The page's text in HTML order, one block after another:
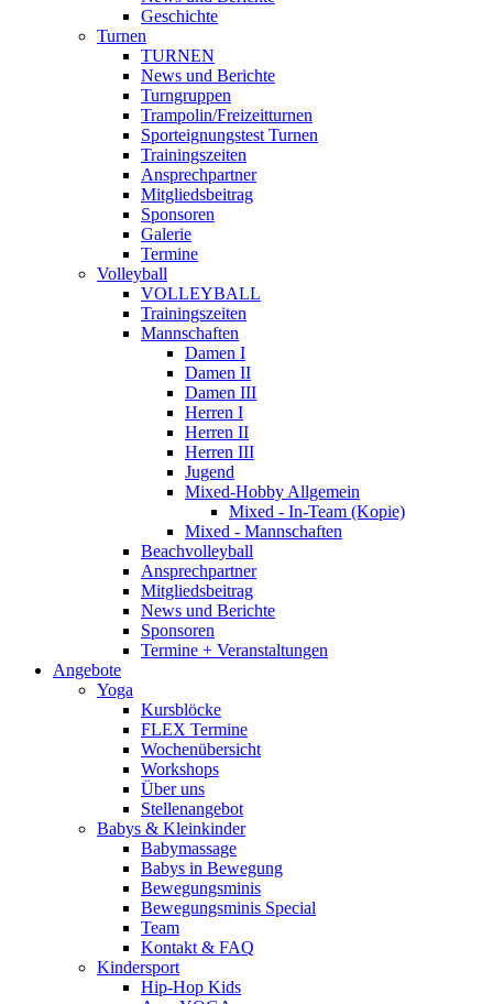
Geschichte
Turnen
TURNEN
News und Berichte
Turngruppen
Trampolin/Freizeitturnen
Sporteignungstest Turnen
Trainingszeiten
Ansprechpartner
Mitgliedsbeitrag
Sponsoren
Galerie
Termine
Volleyball
VOLLEYBALL
Trainingszeiten
Mannschaften
Damen I
Damen II
Damen III
Herren I
Herren II
Herren III
Jugend
Mixed-Hobby Allgemein
Mixed - In-Team (Kopie)
Mixed - Mannschaften
Beachvolleyball
Ansprechpartner
Mitgliedsbeitrag
News und Berichte
Sponsoren
Termine + Veranstaltungen
Angebote
Yoga
Kursblöcke
FLEX Termine
Wochenübersicht
Workshops
Über uns
Stellenangebot
Babys & Kleinkinder
Babymassage
Babys in Bewegung
Bewegungsminis
Bewegungsminis Special
Team
Kontakt & FAQ
Kindersport
Hip-Hop Kids